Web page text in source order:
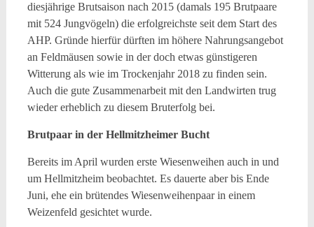
diesjährige Brutsaison nach 2015 (damals 195 Brutpaare
mit 524 Jungvögeln) die erfolgreichste seit dem Start des
AHP. Gründe hierfür dürften im höhere Nahrungsangebot
an Feldmäusen sowie in der doch etwas günstigeren
Witterung als wie im Trockenjahr 2018 zu finden sein.
Auch die gute Zusammenarbeit mit den Landwirten trug
wieder erheblich zu diesem Bruterfolg bei.
Brutpaar in der Hellmitzheimer Bucht
Bereits im April wurden erste Wiesenweihen auch in und
um Hellmitzheim beobachtet. Es dauerte aber bis Ende
Juni, ehe ein brütendes Wiesenweihenpaar in einem
Weizenfeld gesichtet wurde.